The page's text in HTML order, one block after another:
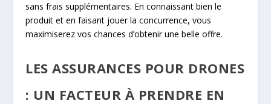
sans frais supplémentaires. En connaissant bien le
produit et en faisant jouer la concurrence, vous
maximiserez vos chances d’obtenir une belle offre.
LES ASSURANCES POUR DRONES
: UN FACTEUR À PRENDRE EN